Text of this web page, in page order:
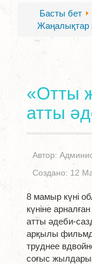
Басты бет
Жаңалықтар
«Отты
атты
Автор:
Создано: 12
8 мамыр күні
күніне
атты әдеби-
арқылы
труднее
соғыс